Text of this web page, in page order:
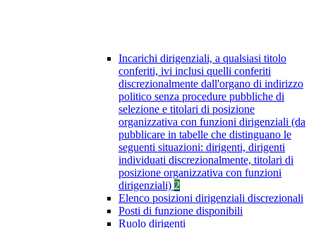
Incarichi dirigenziali, a qualsiasi titolo
conferiti, ivi inclusi quelli conferiti
discrezionalmente dall'organo di indirizzo
politico senza procedure pubbliche di
selezione e titolari di posizione
organizzativa con funzioni dirigenziali (da
pubblicare in tabelle che distinguano le
seguenti situazioni: dirigenti, dirigenti
individuati discrezionalmente, titolari di
posizione organizzativa con funzioni
dirigenziali) 2
Elenco posizioni dirigenziali discrezionali
Posti di funzione disponibili
Ruolo dirigenti